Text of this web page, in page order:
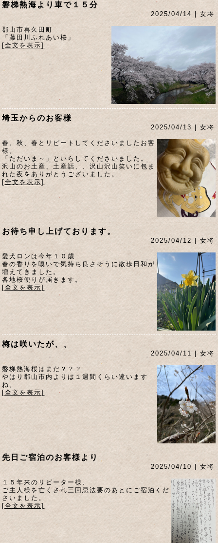
磐梯熱海より車で１５分
2025/04/14 | 女将
郡山市喜久田町
「藤田川ふれあい桜」
[全文を表示]
埼玉からのお客様
2025/04/13 | 女将
春、秋、春とリピートしてくださいましたお客
様。
「ただいま～」といらしてくださいました。
沢山のお土産、土産話、、沢山沢山笑いに包ま
れた夜をありがとうございました。
[全文を表示]
お待ち申し上げております。
2025/04/12 | 女将
愛犬ロンは今年１０歳
春の香りを嗅いで気持ち良さそうに散歩日和が
増えてきました。
各地桜便りが届きます。
[全文を表示]
梅は咲いたが、、
2025/04/11 | 女将
磐梯熱海桜はまだ？？？
やはり郡山市内よりは１週間くらい違います
ね。
[全文を表示]
先日ご宿泊のお客様より
2025/04/10 | 女将
１５年来のリピーター様、
ご主人様を亡くされ三回忌法要のあとにご宿泊くだ
さいました。
[全文を表示]